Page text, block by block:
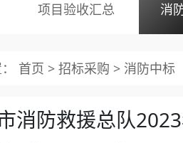
项目验收汇总 消
首页 > 招标采购 > 消防中标
消防救援总队